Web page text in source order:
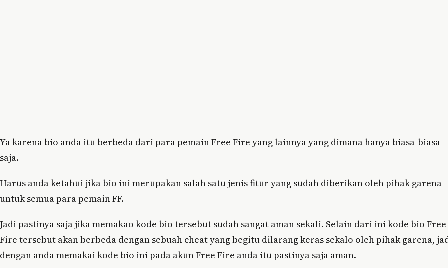
Ya karena bio anda itu berbeda dari para pemain Free Fire yang lainnya yang dimana hanya biasa-biasa
saja.
Harus anda ketahui jika bio ini merupakan salah satu jenis fitur yang sudah diberikan oleh pihak garena
untuk semua para pemain FF.
Jadi pastinya saja jika memakao kode bio tersebut sudah sangat aman sekali. Selain dari ini kode bio Free
Fire tersebut akan berbeda dengan sebuah cheat yang begitu dilarang keras sekalo oleh pihak garena,
dengan anda memakai kode bio ini pada akun Free Fire anda itu pastinya saja aman.